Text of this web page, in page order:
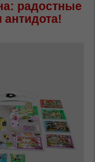
радостные
антидота!